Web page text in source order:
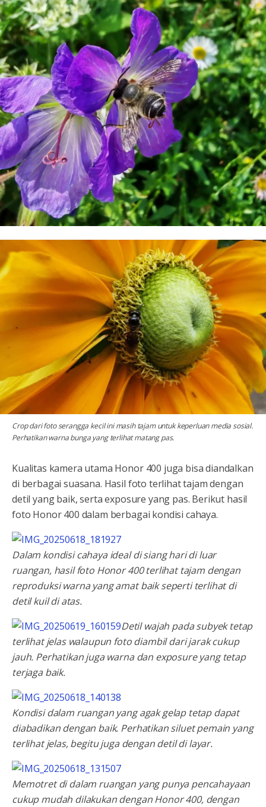
Crop dari foto serangga kecil ini masih tajam untuk keperluan media sosial.
Perhatikan warna bunga yang terlihat matang pas.
Kualitas kamera utama Honor 400 juga bisa diandalkan
di berbagai suasana. Hasil foto terlihat tajam dengan
detil yang baik, serta exposure yang pas. Berikut hasil
foto Honor 400 dalam berbagai kondisi cahaya.
Dalam kondisi cahaya ideal di siang hari di luar
ruangan, hasil foto Honor 400 terlihat tajam dengan
reproduksi warna yang amat baik seperti terlihat di
detil kuil di atas.
Detil wajah pada subyek tetap
terlihat jelas walaupun foto diambil dari jarak cukup
jauh. Perhatikan juga warna dan exposure yang tetap
terjaga baik.
Kondisi dalam ruangan yang agak gelap tetap dapat
diabadikan dengan baik. Perhatikan siluet pemain yang
terlihat jelas, begitu juga dengan detil di layar.
Memotret di dalam ruangan yang punya pencahayaan
cukup mudah dilakukan dengan Honor 400, dengan